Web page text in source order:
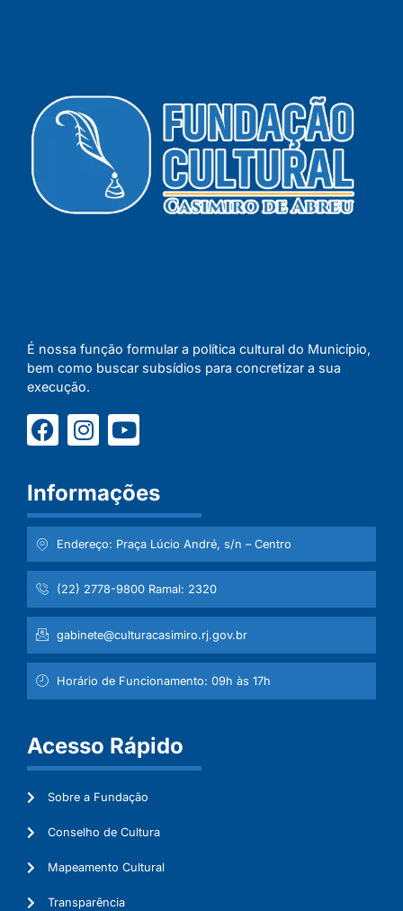
É nossa função formular a política cultural do Município,
bem como buscar subsídios para concretizar a sua
execução.
Informações
Endereço: Praça Lúcio André, s/n – Centro
(22) 2778-9800 Ramal: 2320
gabinete@culturacasimiro.rj.gov.br
Horário de Funcionamento: 09h às 17h
Acesso Rápido
Sobre a Fundação
Conselho de Cultura
Mapeamento Cultural
Transparência